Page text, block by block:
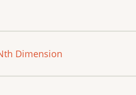
Dimension